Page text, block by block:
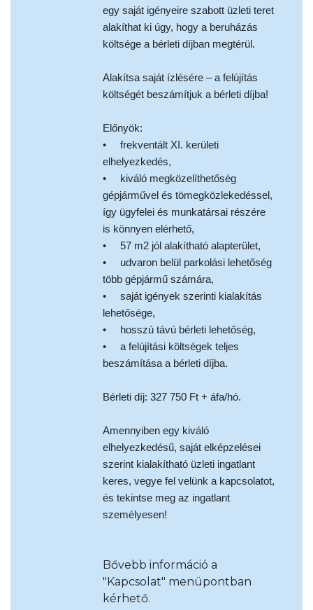
egy saját igényeire szabott üzleti teret
alakíthat ki úgy, hogy a beruházás
költsége a bérleti díjban megtérül.
Alakítsa saját ízlésére – a felújítás
költségét beszámítjuk a bérleti díjba!
Előnyök:
• frekventált XI. kerületi
elhelyezkedés,
• kiváló megközelíthetőség
gépjárművel és tömegközlekedéssel,
így ügyfelei és munkatársai részére
is könnyen elérhető,
• 57 m2 jól alakítható alapterület,
• udvaron belül parkolási lehetőség
több gépjármű számára,
• saját igények szerinti kialakítás
lehetősége,
• hosszú távú bérleti lehetőség,
• a felújítási költségek teljes
beszámítása a bérleti díjba.
Bérleti díj: 327 750 Ft + áfa/hó.
Amennyiben egy kiváló
elhelyezkedésű, saját elképzelései
szerint kialakítható üzleti ingatlant
keres, vegye fel velünk a kapcsolatot,
és tekintse meg az ingatlant
személyesen!
Bővebb információ a
"Kapcsolat" menüpontban
kérhető.